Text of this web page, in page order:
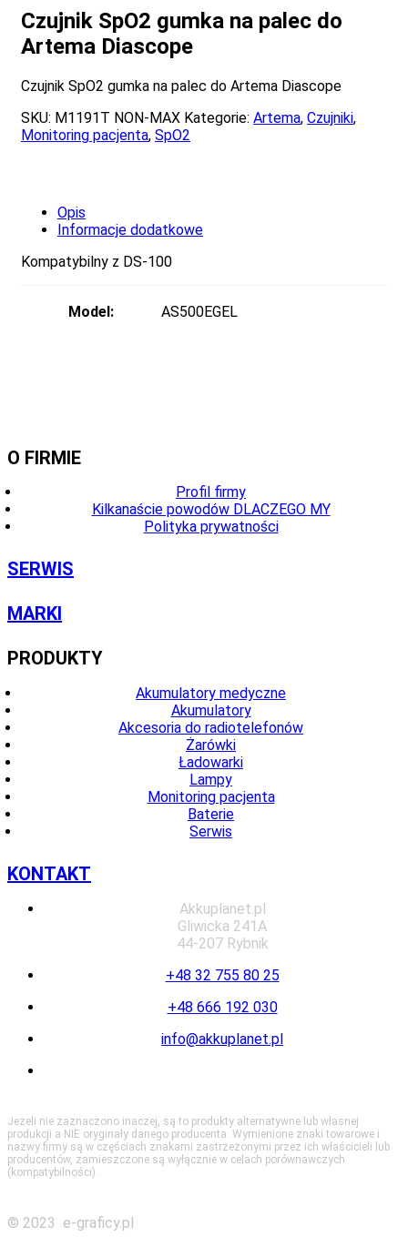
Czujnik SpO2 gumka na palec do
Artema Diascope
Czujnik SpO2 gumka na palec do Artema Diascope
SKU: M1191T NON-MAX Kategorie: Artema, Czujniki,
Monitoring pacjenta, SpO2
Opis
Informacje dodatkowe
Kompatybilny z DS-100
Model: AS500EGEL
O FIRMIE
Profil firmy
Kilkanaście powodów DLACZEGO MY
Polityka prywatności
SERWIS
MARKI
PRODUKTY
Akumulatory medyczne
Akumulatory
Akcesoria do radiotelefonów
Żarówki
Ładowarki
Lampy
Monitoring pacjenta
Baterie
Serwis
KONTAKT
Akkuplanet.pl
Gliwicka 241A
44-207 Rybnik
+48 32 755 80 25
+48 666 192 030
info@akkuplanet.pl
Jeżeli nie zaznaczono inaczej, są to produkty alternatywne lub własnej
produkcji a NIE oryginały danego producenta. Wymienione znaki towarowe i
nazwy firmy są w częściach znakami zastrzeżonymi przez ich właścicieli lub
producentów, zamieszczone są wyłącznie w celach porównawczych
(kompatybilności).
© 2023 e-graficy.pl